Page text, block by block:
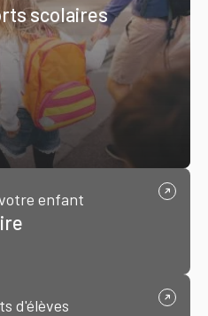
scolaires
enfant
d'élèves